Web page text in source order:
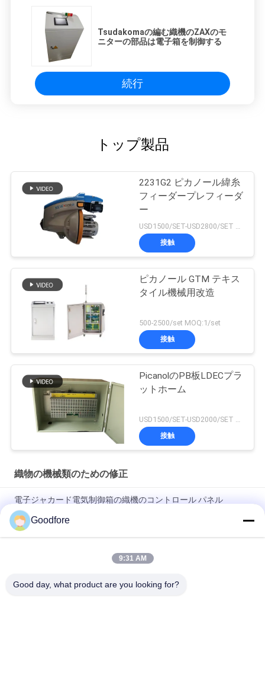
Tsudakomaの編む織機のZAXのモ
ニターの部品は電子箱を制御する
続行
トップ製品
2231G2 ピカノール緯糸
フィーダープレフィーダ
ー
USD1500/SET-USD2800/SET MOQ:1/set
接触
ピカノール GTM テキス
タイル機械用改造
500-2500/set MOQ:1/set
接触
PicanolのPB板LDECプラ
ットホーム
接触
織物の機械類のための修正
電子ジャカード電気制御箱の織機のコントロール パネル
織物の機械類部品の新しい中国のレイピア テープ織機蓄積装置
のWeft送り装置
空気ジェット機のレイピアの織機のための織物の機械類部品の
Goodfore
9:31 AM
Good day, what product are you looking for?